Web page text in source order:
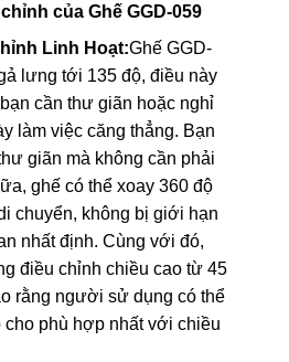
của Ghế GGD-059
Linh Hoạt:Ghế GGD-
lưng tới 135 độ, điều này
cần thư giãn hoặc nghỉ
làm việc căng thẳng. Bạn
giãn mà không cần phải
ghế có thể xoay 360 độ
chuyển, không bị giới hạn
nhất định. Cùng với đó,
điều chỉnh chiều cao từ 45
rằng người sử dụng có thể
cho phù hợp nhất với chiều